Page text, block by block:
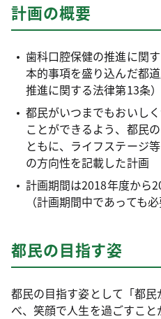
計画の概要
歯科口腔保健の推進に関
本的事項を盛り込んだ都
推進に関する法律第13条）
都民がいつまでもおいし
ことができるよう、都民
ともに、ライフステージ
の方向性を記載した計画
計画期間は2018年度から
（計画期間中であっても
都民の目指す姿
都民の目指す姿として「都
べ、笑顔で人生を過ごすこ